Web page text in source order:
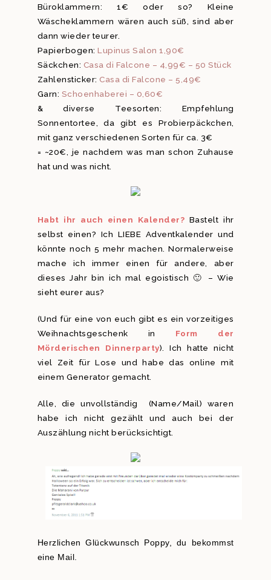
Büroklammern: 1€ oder so? Kleine
Wäscheklammern wären auch süß, sind aber
dann wieder teurer.
Papierbogen: Lupinus Salon 1,90€
Säckchen: Casa di Falcone – 4,99€ – 50 Stück
Zahlensticker: Casa di Falcone – 5,49€
Garn: Schoenhaberei – 0,60€
& diverse Teesorten: Empfehlung
Sonnentortee, da gibt es Probierpäckchen,
mit ganz verschiedenen Sorten für ca. 3€
= ~20€, je nachdem was man schon Zuhause
hat und was nicht.
Habt ihr auch einen Kalender? Bastelt ihr
selbst einen? Ich LIEBE Adventkalender und
könnte noch 5 mehr machen. Normalerweise
mache ich immer einen für andere, aber
dieses Jahr bin ich mal egoistisch 🙂 – Wie
sieht eurer aus?
(Und für eine von euch gibt es ein vorzeitiges
Weihnachtsgeschenk in Form der
Mörderischen Dinnerparty). Ich hatte nicht
viel Zeit für Lose und habe das online mit
einem Generator gemacht.
Alle, die unvollständig (Name/Mail) waren
habe ich nicht gezählt und auch bei der
Auszählung nicht berücksichtigt.
Herzlichen Glückwunsch Poppy, du bekommst
eine Mail.